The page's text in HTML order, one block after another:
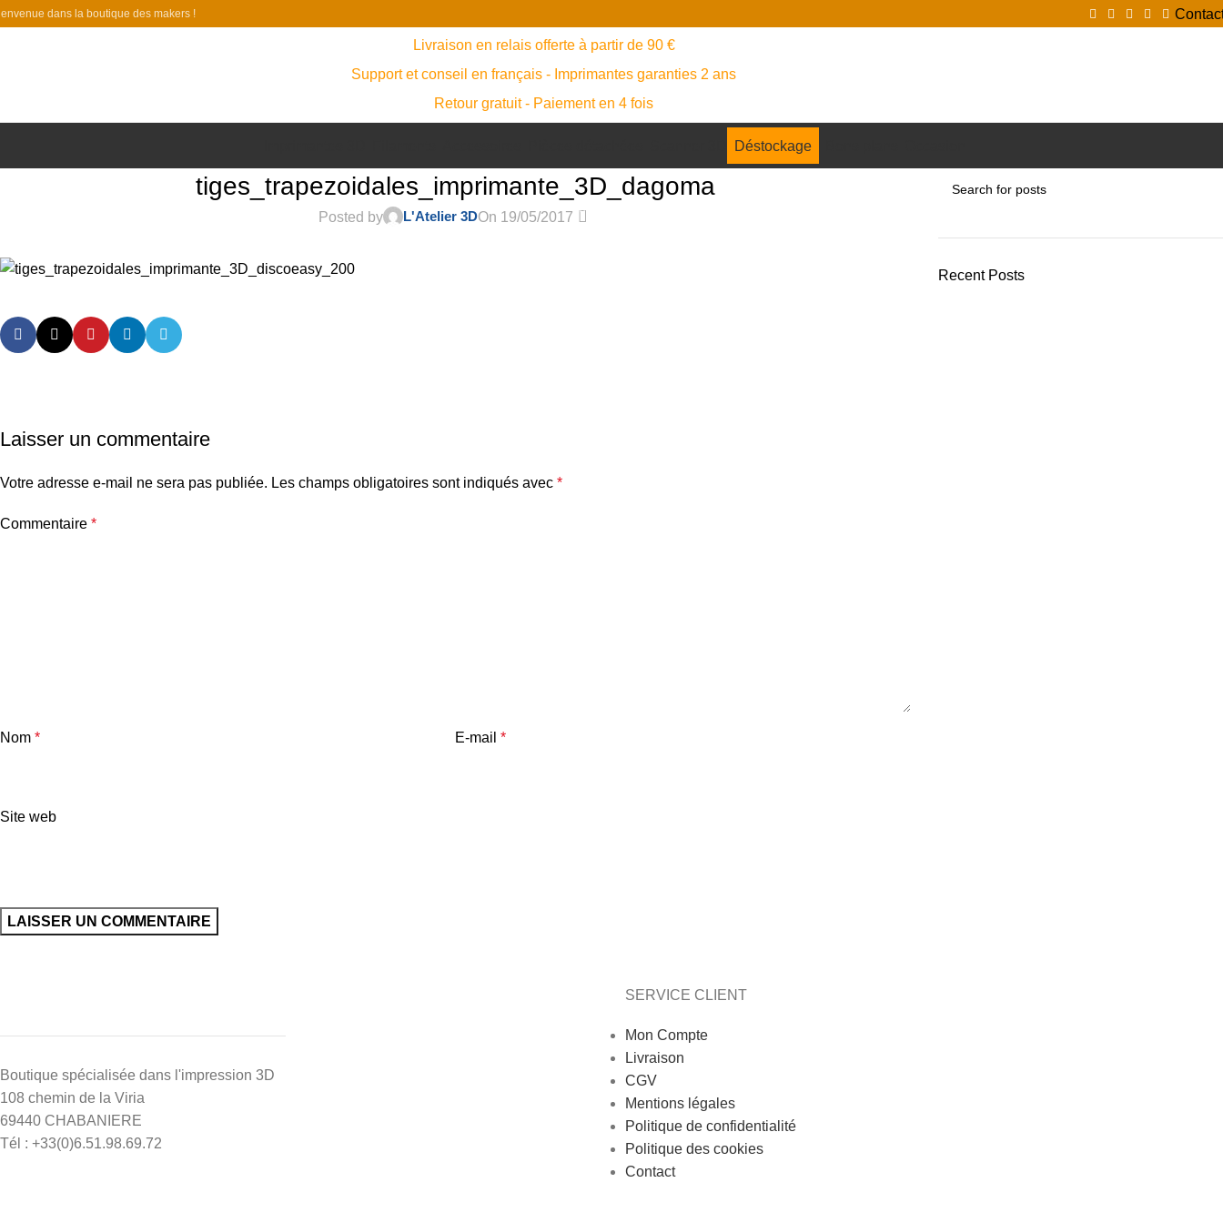
dans la boutique des makers !
Livraison en relais offerte à partir de 90 €
Support et conseil en français - Imprimantes garanties 2 ans
Retour gratuit - Paiement en 4 fois
Déstockage
tiges_trapezoidales_imprimante_3D_dagoma
Posted by L'Atelier 3DOn 19/05/2017 0
Laisser un commentaire
Votre adresse e-mail ne sera pas publiée. Les champs obligatoires sont indiqués avec *
Commentaire *
Nom * E-mail*
Site web
Recent Posts
Boutique spécialisée dans l'impression 3D
108 chemin de la Viria
69440 CHABANIERE
Tél : +33(0)6.51.98.69.72
SERVICE CLIENT
Mon Compte
Livraison
CGV
Mentions légales
Politique de confidentialité
Politique des cookies
Contact